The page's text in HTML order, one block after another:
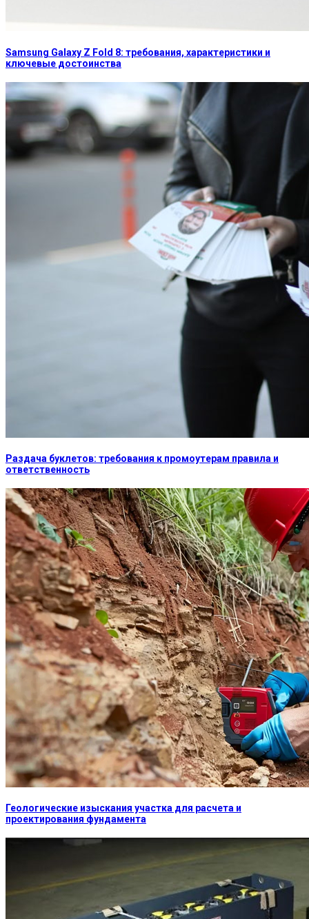
Samsung Galaxy Z Fold 8: требования, характеристики и
ключевые достоинства
Раздача буклетов: требования к промоутерам правила и
ответственность
Геологические изыскания участка для расчета и
проектирования фундамента